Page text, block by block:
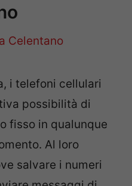
Celentano
i telefoni cellulari
possibilità di
fisso in qualunque
Al loro
salvare i numeri